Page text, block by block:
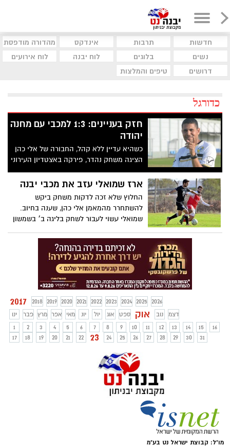
חדשות תרבות אינדקס
מהדורה מודפסת
נשים
בלוגים לוח יבנה
לוח אירועים
דרושים
טיפים והמלצות
כדורגל
חזק בעניינים: 1:3 למכבי עם מחנה
יהודה
כשהיא עדיין ללא קהל, החבורה של אלי כהן
הציגה משחק נהדר, פירקה באצטדיון העירוני
את יריבתה וממשיכה להיות צמודה למוליכה
נס ציונה, שגם היא ניצחה היום
ארז שמואלי עזב את מכבי יבנה
החלוץ שלא זכה לדקות משחק ביקש
להשתחרר מהמאמן אלי כהן, שענה בחיוב.
שמואלי עשוי לעבור לשחק בליגה ב׳ בשמשון
עליו בנסיעות
2017 2018 2019 2020 2021 2022 2023 2024 2025
2026
ינו
פבר מרץ אפר מאי יונ יול אוג ספט אוק נוב
דצמ
1
2 3 4 5 6 7 8 9 10 11 12 13 14 15
16
17
18 19 20 21 22 23 24 25 26 27 28 29 30 31
מו"ל: קבוצת ישראל נט בע"מ